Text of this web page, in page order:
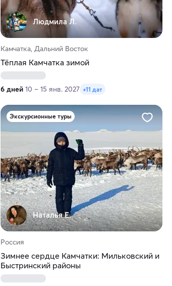
Людмила Л.
Камчатка, Дальний Восток
Тёплая Камчатка зимой
6 дней 10 – 15 янв. 2027 +11 дат
Экскурсионные туры
Наталья Е.
Россия
Зимнее сердце Камчатки: Мильковский и
Быстринский районы